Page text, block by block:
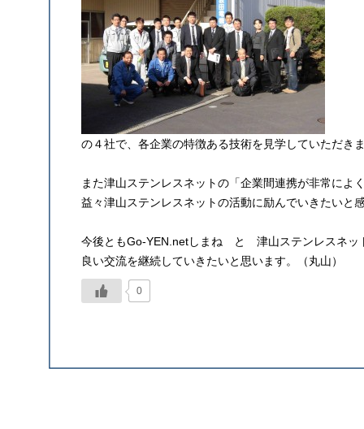
の４社で、各企業の特徴ある技術を見学していただき
また津山ステンレスネットの「企業間連携が非常によ
益々津山ステンレスネットの活動に励んでいきたいと
今後ともGo-YEN.netしまね と 津山ステンレスネ
良い交流を継続していきたいと思います。（丸山）
0